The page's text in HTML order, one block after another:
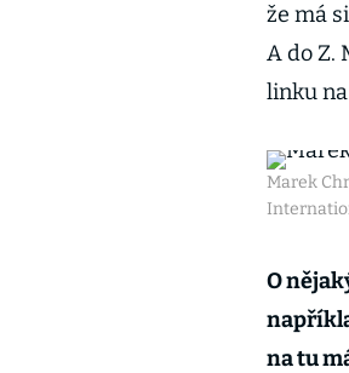
že má
A do Z.
linku
Marek
O
na tu